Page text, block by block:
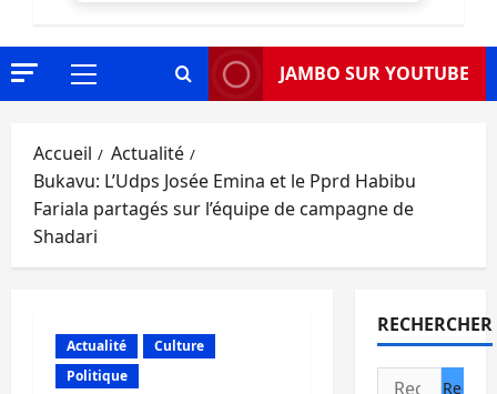
Menu
JAMBO SUR YOUTUBE
Accueil
Actualité
Bukavu: L’Udps Josée Emina et le Pprd Habibu
Fariala partagés sur l’équipe de campagne de
Shadari
Actualité
Culture
Politique
RECHERCHER
Rechercher :